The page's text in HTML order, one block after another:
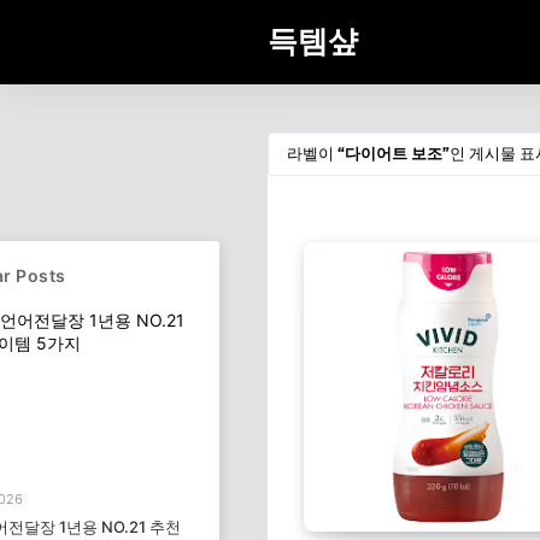
득템샾
라벨이 다이어트 보조 인 게시물 표
Posts
전달장 1년용 NO.21 추천